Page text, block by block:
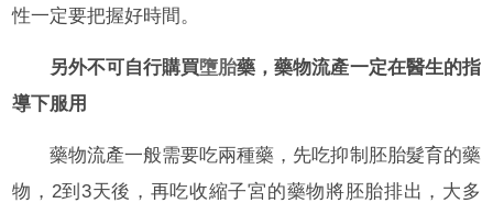
性一定要把握好時間。
另外不可自行購買墮胎藥，藥物流產一定在醫生的指
導下服用
藥物流產一般需要吃兩種藥，先吃抑制胚胎髮育的藥
物，2到3天後，再吃收縮子宮的藥物將胚胎排出，大多